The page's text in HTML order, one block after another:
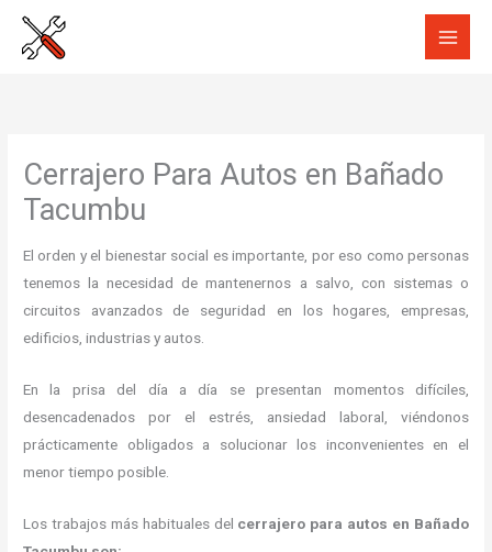
Cerrajero Para Autos en Bañado
Tacumbu
El orden y el bienestar social es importante, por eso como personas
tenemos la necesidad de mantenernos a salvo, con sistemas o
circuitos avanzados de seguridad en los hogares, empresas,
edificios, industrias y autos.
En la prisa del día a día se presentan momentos difíciles,
desencadenados por el estrés, ansiedad laboral, viéndonos
prácticamente obligados a solucionar los inconvenientes en el
menor tiempo posible.
Los trabajos más habituales del cerrajero para autos en Bañado